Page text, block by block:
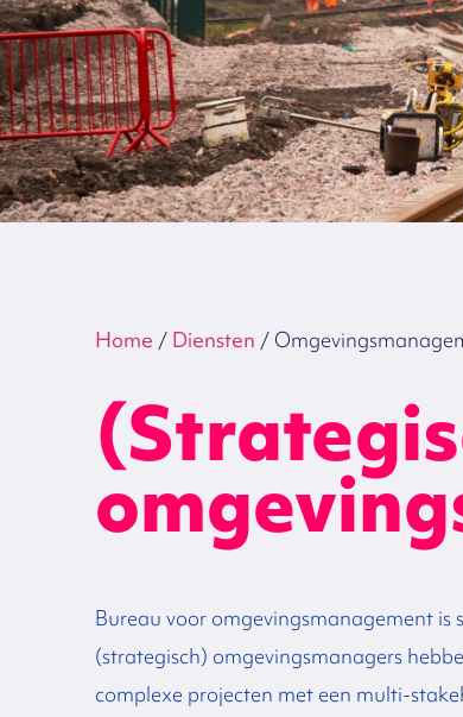
Home / Diensten /
Bureau voor omgevingsmanagement is
(strategisch) omgevingsmanagers
complexe projecten met een multi-